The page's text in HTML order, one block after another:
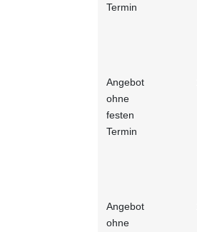
Termin
Angebot
ohne
festen
Termin
Angebot
ohne